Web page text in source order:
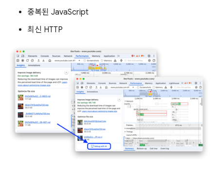
중복된 JavaScript
최신 HTTP